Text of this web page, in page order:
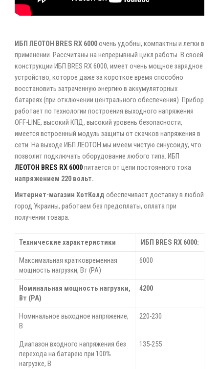
ИБП ЛЕОТОН BRES RX 6000очень удобны, компактны и легки в
применении. Рассчитаны на непрерывный цикл работы. В своей
конструкции ИБП BRES RX 6000, имеет очень мощное зарядное
устройство, которое даже за короткое время способно
восстановить затраченную энергию в аккумуляторных
батареях (при отключении центрального обеспечения). Прибор
работает по технологии построения выходного напряжения
OFF-LINE, высокий КПД, высокий уровень безопасности,
имеется встроенный модуль защиты от скачков напряжения в
сети. На выходе ИБП ЛЕОТОН мы имеем чистую синусоиду, что
позволит подключать оборудование любого типа. ИБП
ЛЕОТОН BRES RX 6000питается от цепи постоянного тока
напряжением 220 вольт.
Интернет-магазин ХотКолд обеспечивает доставку в любой
город Украины, работаем без предоплаты, оплата при
получении товара.
Технические характеристики ИБП BRES RX 6000:
Максимальная кратковременная
мощность нагрузки, Вт (РА)
6000
Номинальная мощность нагрузки,
Вт (РА)
4200
Номинальное выходное напряжение,
В
220-230
Диапазон входного напряжения без
перехода на батарею при 100%
нагрузке, В
135-255